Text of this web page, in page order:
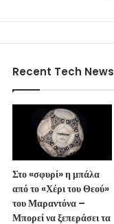
Recent Tech News
Στο «σφυρί» η μπάλα
από το «Χέρι του Θεού»
του Μαραντόνα –
Μπορεί να ξεπεράσει τα